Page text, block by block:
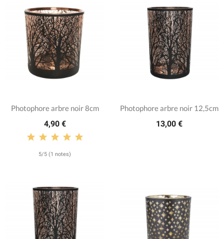
Photophore arbre noir 8cm
4,90 €
5/5 (1 notes)
Photophore arbre noir 12,5cm
13,00 €